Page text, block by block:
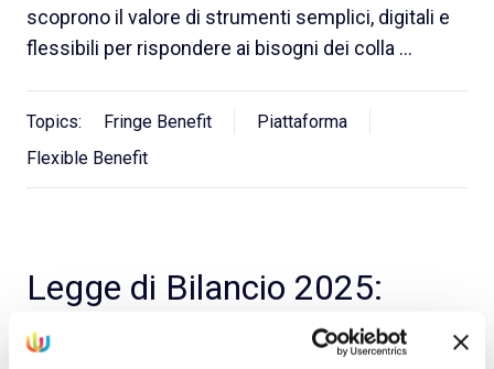
scoprono il valore di strumenti semplici, digitali e
flessibili per rispondere ai bisogni dei colla …
Topics: Fringe Benefit
Piattaforma
Flexible Benefit
Legge di Bilancio 2025:
novità sul welfare aziendale